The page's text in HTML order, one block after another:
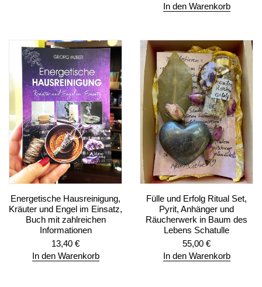
In den Warenkorb
Energetische Hausreinigung,
Kräuter und Engel im Einsatz,
Buch mit zahlreichen
Informationen
13,40 €
In den Warenkorb
Fülle und Erfolg Ritual Set,
Pyrit, Anhänger und
Räucherwerk in Baum des
Lebens Schatulle
55,00 €
In den Warenkorb